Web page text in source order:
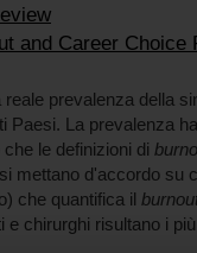
and Career Choice
prevalenza della
Paesi. La prevalenza
le definizioni di
mettano d'accordo su
che quantifica il
chirurghi risultano i